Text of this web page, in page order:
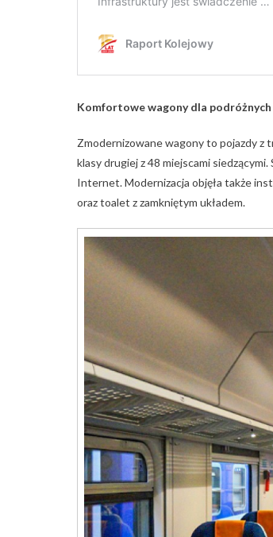
Komfortowe wagony dla podróżnych
Zmodernizowane wagony to pojazdy z
klasy drugiej z 48 miejscami
Internet. Modernizacja objęła także
oraz toalet z zamkniętym układem.